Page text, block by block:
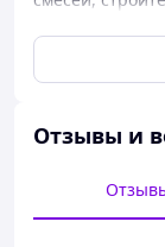
замешивать до
оптимальной
удобную ручку
которые
Отзывы и